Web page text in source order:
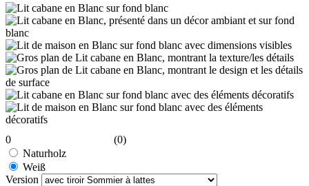
0
(0)
Naturholz
Weiß
Version